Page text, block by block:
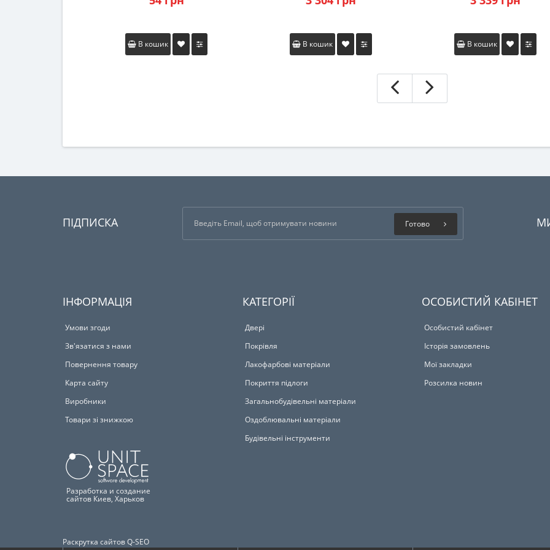
В кошик В кошик В кошик
ПІДПИСКА Готово
ІНФОРМАЦІЯ
Умови згоди
Зв'язатися з нами
Повернення товару
Карта сайту
Виробники
Товари зі знижкою
Разработка и создание
сайтов Киев, Харьков
Раскрутка сайтов Q-SEO
КАТЕГОРІЇ
Двері
Покрівля
Лакофарбові матеріали
Покриття підлоги
Загальнобудівельні матеріали
Оздоблювальні матеріали
Будівельні інструменти
ОСОБИСТИЙ КАБІНЕТ
Особистий кабінет
Історія замовлень
Мої закладки
Розсилка новин